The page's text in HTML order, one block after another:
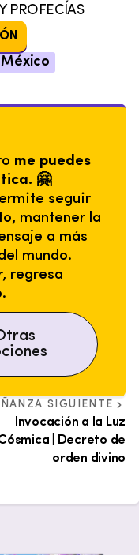
Y PROFECÍAS
México
me puedes
🤗
seguir
mantener la
a más
mundo.
regresa
SIGUIENTE
Invocación a la Luz
| Decreto de
orden divino